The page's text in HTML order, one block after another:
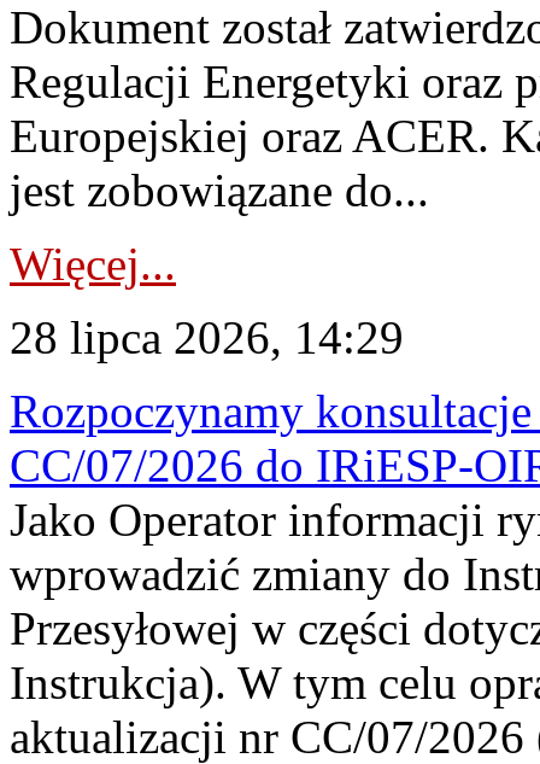
Dokument został
Regulacji Energetyki oraz
Europejskiej oraz ACER.
jest zobowiązane do...
Więcej...
28 lipca 2026, 14:29
Rozpoczynamy
CC/07/2026 do IRiESP-
Jako Operator informacji
wprowadzić zmiany do
Przesyłowej w części
Instrukcja). W tym celu
aktualizacji nr CC/07/